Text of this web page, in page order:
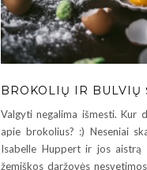
BROKOLIŲ IR BULVIŲ
Valgyti negalima išmesti. Kur
apie brokolius? :) Neseniai
Isabelle Huppert ir jos aistrą
žemiškos daržovės